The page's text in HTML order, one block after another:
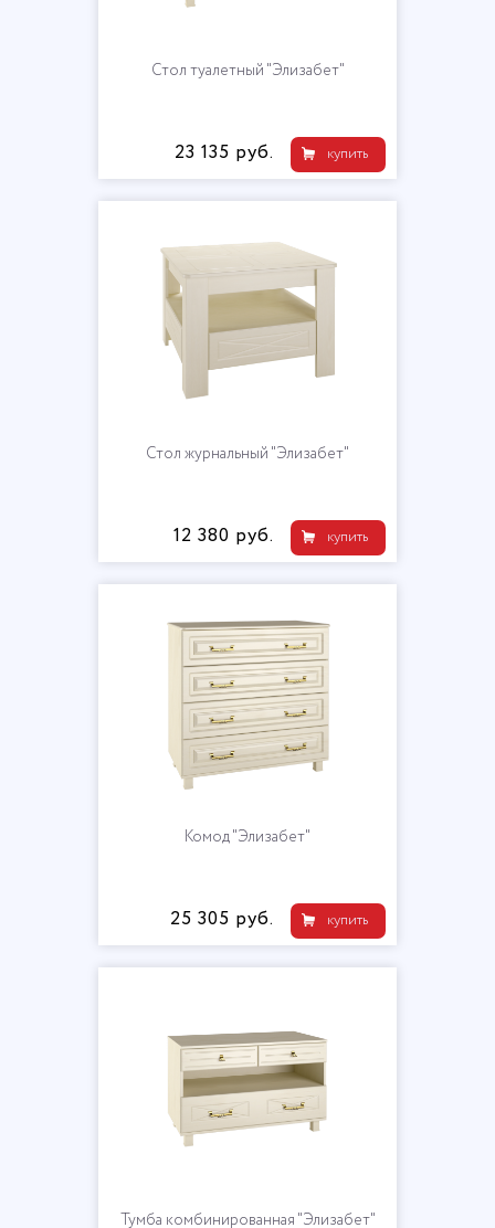
Стол туалетный "Элизабет"
купить
23 135 руб.
Стол журнальный "Элизабет"
купить
12 380 руб.
Комод "Элизабет"
купить
25 305 руб.
Тумба комбинированная "Элизабет"